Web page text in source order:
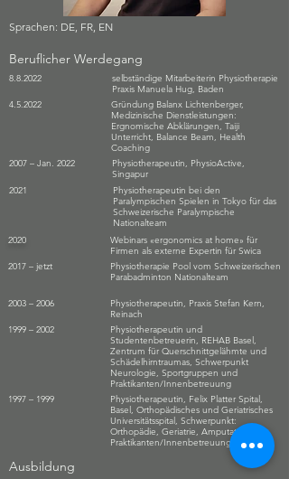
Sprachen: DE, FR, EN
Beruflicher Werdegang
8.8.2022
4.5.2022
2007 – Jan. 2022
2021
2020
2017 – jetzt
selbständige Mitarbeiterin Physiotherapie
Praxis Manuela Hug, Baden
Gründung Balanx Lichtenberger,
Medizinische Dienstleistungen:
Ergnomische Abklärungen, Taiji
Unterricht, Balance Beam, Health
Coaching
Physiotherapeutin, PhysioActive,
Singapur
Physiotherapeutin bei den
Paralympischen Spielen in Tokyo für das
Schweizerische Paralympische
Nationalteam
Webinars «ergonomics at home» für
Firmen als externe Expertin für Swica
Physiotherapie Pool vom Schweizerischen
Parabadminton Nationalteam
2003 – 2006
1999 – 2002
1997 – 1999
Physiotherapeutin, Praxis Stefan Kern,
Reinach
Physiotherapeutin und
Studentenbetreuerin, REHAB Basel,
Zentrum für Querschnittgelähmte und
Schädelhirntraumas, Schwerpunkt
Neurologie, Sportgruppen und
Praktikanten/Innenbetreuung
Physiotherapeutin, Felix Platter Spital,
Basel, Orthopädisches und Geriatrisches
Universitätsspital, Schwerpunkt:
Orthopädie, Geriatrie, Amputationen,
Praktikanten/Innenbetreuung
Ausbildung